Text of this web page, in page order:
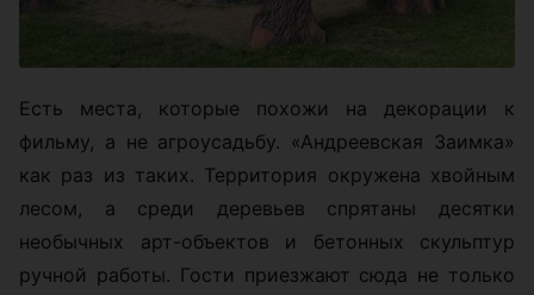
Есть места, которые похожи на декорации к
фильму, а не агроусадьбу. «Андреевская Заимка»
как раз из таких. Территория окружена хвойным
лесом, а среди деревьев спрятаны десятки
необычных арт-объектов и бетонных скульптур
ручной работы. Гости приезжают сюда не только